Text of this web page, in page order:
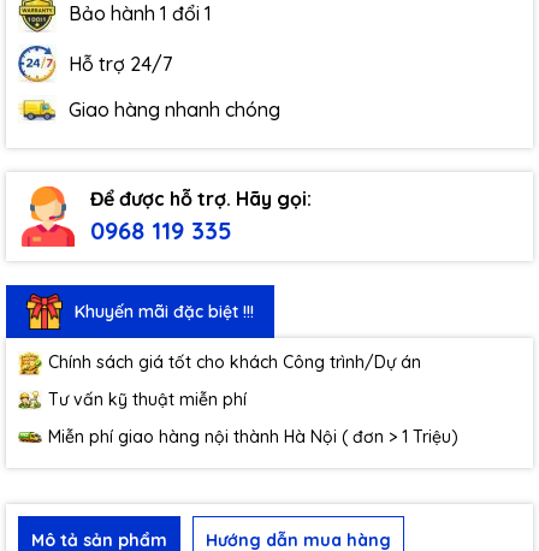
Bảo hành 1 đổi 1
Hỗ trợ 24/7
Giao hàng nhanh chóng
Để được hỗ trợ. Hãy gọi:
0968 119 335
Khuyến mãi đặc biệt !!!
Chính sách giá tốt cho khách Công trình/Dự án
Tư vấn kỹ thuật miễn phí
Miễn phí giao hàng nội thành Hà Nội ( đơn > 1 Triệu)
Mô tả sản phẩm Hướng dẫn mua hàng